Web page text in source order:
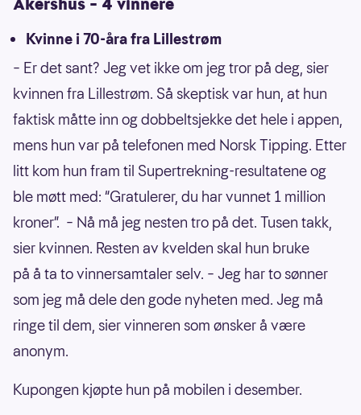
Kvinne i 70-åra fra Lillestrøm
– Er det sant? Jeg vet ikke om jeg tror på deg, sier
kvinnen fra Lillestrøm. Så skeptisk var hun, at hun
faktisk måtte inn og dobbeltsjekke det hele i appen,
mens hun var på telefonen med Norsk Tipping. Etter
litt kom hun fram til Supertrekning-resultatene og
ble møtt med: “Gratulerer, du har vunnet 1 million
kroner”. – Nå må jeg nesten tro på det. Tusen takk,
sier kvinnen. Resten av kvelden skal hun bruke
på å ta to vinnersamtaler selv. – Jeg har to sønner
som jeg må dele den gode nyheten med. Jeg må
ringe til dem, sier vinneren som ønsker å være
anonym.
Kupongen kjøpte hun på mobilen i desember.